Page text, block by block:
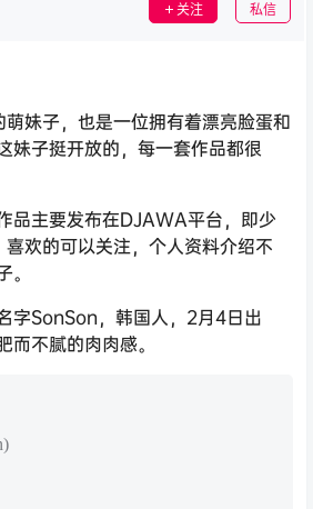
关注 私信
妹子，也是一位拥有着漂亮脸蛋和
妹子挺开放的，每一套作品都很
品主要发布在DJAWA平台，即少
欢的可以关注，个人资料介绍不
字SonSon，韩国人，2月4日出
而不腻的肉肉感。